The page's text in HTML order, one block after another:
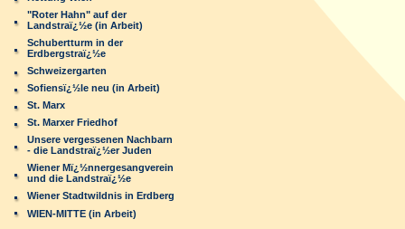
"Roter Hahn" auf der
Landstraï¿½e (in Arbeit)
Schubertturm in der
Erdbergstraï¿½e
Schweizergarten
Sofiensï¿½le neu (in Arbeit)
St. Marx
St. Marxer Friedhof
Unsere vergessenen Nachbarn
- die Landstraï¿½er Juden
Wiener Mï¿½nnergesangverein
und die Landstraï¿½e
Wiener Stadtwildnis in Erdberg
WIEN-MITTE (in Arbeit)